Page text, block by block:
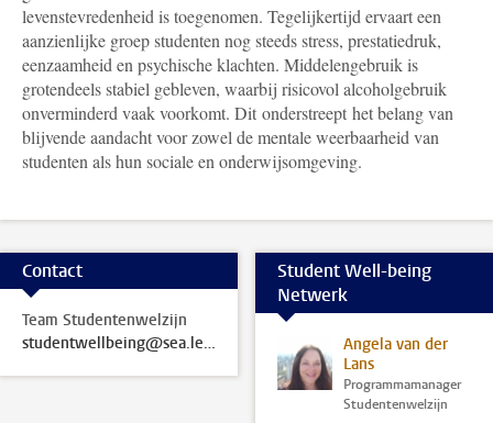
levenstevredenheid is toegenomen. Tegelijkertijd ervaart een
aanzienlijke groep studenten nog steeds stress, prestatiedruk,
eenzaamheid en psychische klachten. Middelengebruik is
grotendeels stabiel gebleven, waarbij risicovol alcoholgebruik
onverminderd vaak voorkomt. Dit onderstreept het belang van
blijvende aandacht voor zowel de mentale weerbaarheid van
studenten als hun sociale en onderwijsomgeving.
Contact
Team Studentenwelzijn
studentwellbeing@sea.leidenuniv.nl
Student Well-being
Netwerk
Angela van der
Lans
Programmamanager
Studentenwelzijn